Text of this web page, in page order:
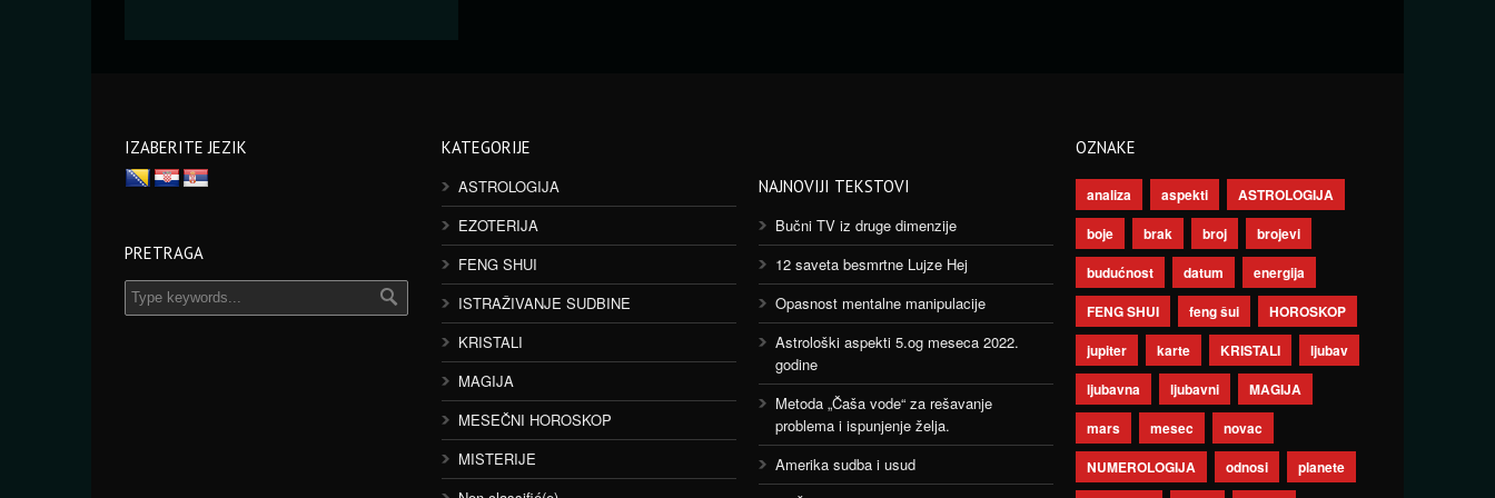
IZABERITE JEZIK
PRETRAGA
KATEGORIJE
ASTROLOGIJA
EZOTERIJA
FENG SHUI
ISTRAŽIVANJE SUDBINE
KRISTALI
MAGIJA
MESEČNI HOROSKOP
MISTERIJE
NAJNOVIJI TEKSTOVI
Bučni TV iz druge dimenzije
12 saveta besmrtne Lujze Hej
Opasnost mentalne manipulacije
Astrološki aspekti 5.og meseca 2022.
godine
Metoda „Čaša vode“ za rešavanje
problema i ispunjenje želja.
Amerika sudba i usud
OZNAKE
analiza aspekti
ASTROLOGIJA
boje
brak broj
brojevi
budućnost
datum
energija
FENG SHUI
feng šui
HOROSKOP
jupiter
karte KRISTALI
ljubav
ljubavna
ljubavni
MAGIJA
mars
mesec
novac
NUMEROLOGIJA
odnosi
planete